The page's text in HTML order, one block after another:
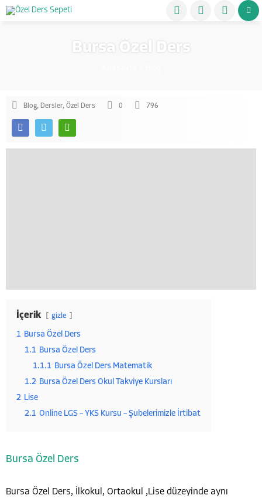
Bursa Özel Ders
Blog, Dersler, Özel Ders 0 796
İçerik gizle
1 Bursa Özel Ders
1.1 Bursa Özel Ders
1.1.1 Bursa Özel Ders Matematik
1.2 Bursa Özel Ders Okul Takviye Kursları
2 Lise
2.1 Online LGS – YKS Kursu – Şubelerimizle İrtibat
Bursa Özel Ders
Bursa Özel Ders, İlkokul, Ortaokul ,Lise düzeyinde aynı